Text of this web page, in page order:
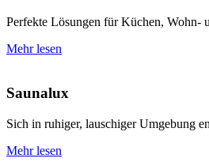
Perfekte Lösungen für Küchen, Wohn-
Mehr lesen
Saunalux
Sich in ruhiger, lauschiger Umgebung
Mehr lesen